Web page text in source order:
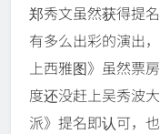
郑秀文虽然获得提
有多么出彩的演出
上西雅图》虽然票
度还没赶上吴秀波
派》提名即认可，